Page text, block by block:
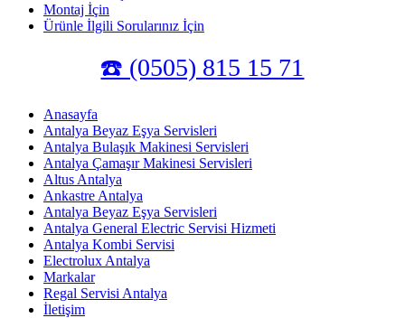
Montaj İçin
Ürünle İlgili Sorularınız İçin
☎️ (0505) 815 15 71
Anasayfa
Antalya Beyaz Eşya Servisleri
Antalya Bulaşık Makinesi Servisleri
Antalya Çamaşır Makinesi Servisleri
Altus Antalya
Ankastre Antalya
Antalya Beyaz Eşya Servisleri
Antalya General Electric Servisi Hizmeti
Antalya Kombi Servisi
Electrolux Antalya
Markalar
Regal Servisi Antalya
İletişim